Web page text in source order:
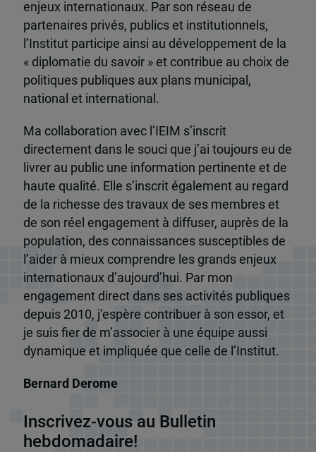
enjeux internationaux. Par son réseau de
partenaires privés, publics et institutionnels,
l’Institut participe ainsi au développement de la
« diplomatie du savoir » et contribue au choix de
politiques publiques aux plans municipal,
national et international.
Ma collaboration avec l’IEIM s’inscrit
directement dans le souci que j’ai toujours eu de
livrer au public une information pertinente et de
haute qualité. Elle s’inscrit également au regard
de la richesse des travaux de ses membres et
de son réel engagement à diffuser, auprès de la
population, des connaissances susceptibles de
l’aider à mieux comprendre les grands enjeux
internationaux d’aujourd’hui. Par mon
engagement direct dans ses activités publiques
depuis 2010, j’espère contribuer à son essor, et
je suis fier de m’associer à une équipe aussi
dynamique et impliquée que celle de l’Institut.
Bernard Derome
Inscrivez-vous au Bulletin
hebdomadaire!